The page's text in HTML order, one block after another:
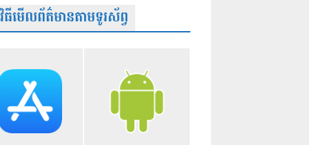
ធីមើលព័ត៌មានតាមទូរស័ព្វ